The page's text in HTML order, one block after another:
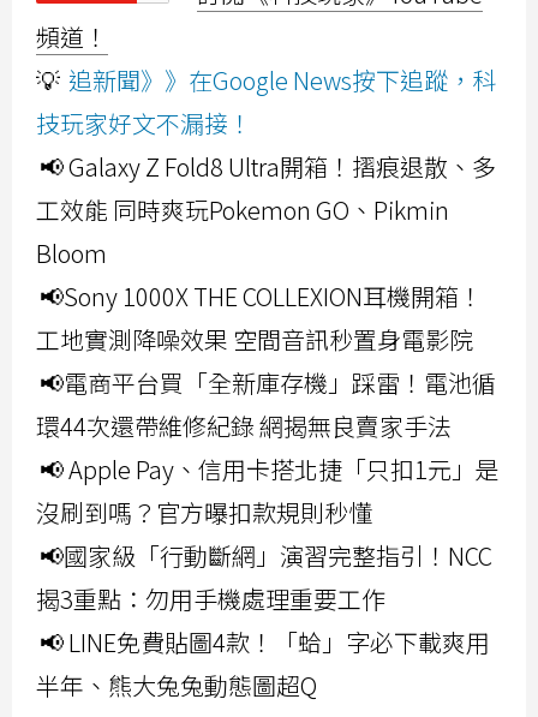
頻道！
💡 追新聞》》在Google News按下追蹤，科
技玩家好文不漏接！
📢 Galaxy Z Fold8 Ultra開箱！摺痕退散、多
工效能 同時爽玩Pokemon GO、Pikmin
Bloom
📢Sony 1000X THE COLLEXION耳機開箱！
工地實測降噪效果 空間音訊秒置身電影院
📢電商平台買「全新庫存機」踩雷！電池循
環44次還帶維修紀錄 網揭無良賣家手法
📢 Apple Pay、信用卡搭北捷「只扣1元」是
沒刷到嗎？官方曝扣款規則秒懂
📢國家級「行動斷網」演習完整指引！NCC
揭3重點：勿用手機處理重要工作
📢 LINE免費貼圖4款！「蛤」字必下載爽用
半年、熊大兔兔動態圖超Q